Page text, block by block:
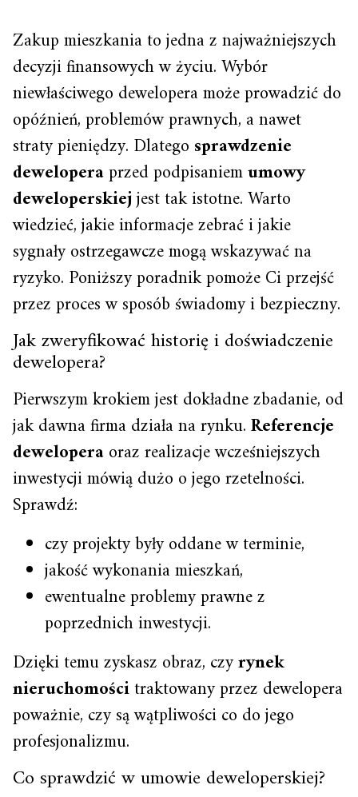
Zakup mieszkania to jedna z najważniejszych
decyzji finansowych w życiu. Wybór
niewłaściwego dewelopera może prowadzić do
opóźnień, problemów prawnych, a nawet
straty pieniędzy. Dlatego sprawdzenie
deweloperaprzed podpisaniemumowy
deweloperskiejjest tak istotne. Warto
wiedzieć, jakie informacje zebrać i jakie
sygnały ostrzegawcze mogą wskazywać na
ryzyko. Poniższy poradnik pomoże Ci przejść
przez proces w sposób świadomy i bezpieczny.
Jak zweryfikować historię i doświadczenie
dewelopera?
Pierwszym krokiem jest dokładne zbadanie, od
jak dawna firma działa na rynku.Referencje
deweloperaoraz realizacje wcześniejszych
inwestycji mówią dużo o jego rzetelności.
Sprawdź:
czy projekty były oddane w terminie,
jakość wykonania mieszkań,
ewentualne problemy prawne z
poprzednich inwestycji.
Dzięki temu zyskasz obraz, czyrynek
nieruchomościtraktowany przez dewelopera
poważnie, czy są wątpliwości co do jego
profesjonalizmu.
Co sprawdzić w umowie deweloperskiej?